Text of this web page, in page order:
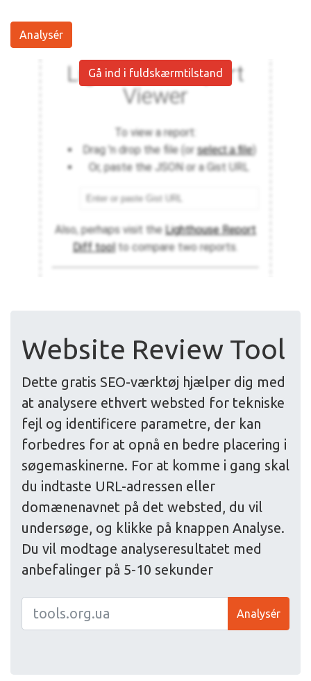
Analysér
Gå ind i fuldskærmtilstand
Website Review Tool
Dette gratis SEO-værktøj hjælper dig med
at analysere ethvert websted for tekniske
fejl og identificere parametre, der kan
forbedres for at opnå en bedre placering i
søgemaskinerne. For at komme i gang skal
du indtaste URL-adressen eller
domænenavnet på det websted, du vil
undersøge, og klikke på knappen Analyse.
Du vil modtage analyseresultatet med
anbefalinger på 5-10 sekunder
Analysér